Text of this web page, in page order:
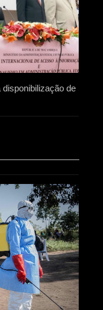
disponibilização de